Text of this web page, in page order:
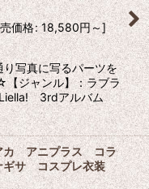
価格: 18,580円～]
写真に写るパーツを
ジャンル】：ラブラ
Liella! 3rdアルバム
カ アニプラス コラ
サ コスプレ衣装